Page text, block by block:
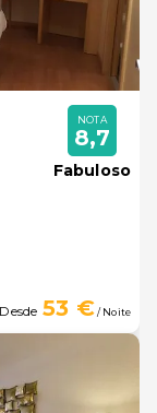
NOTA
8,7
Fabuloso
Desde 53 €/ Noite